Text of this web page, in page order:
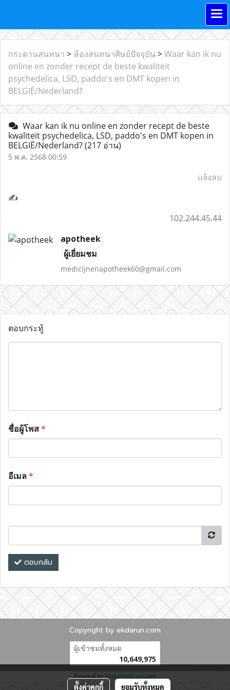
กระดานสนทนา > ห้องสนทนาศิษย์ปัจจุบัน>Waar kan ik nu
online en zonder recept de beste kwaliteit
psychedelica, LSD, paddo's en DMT kopen in
BELGIË/Nederland?
Waar kan ik nu online en zonder recept de beste
kwaliteit psychedelica, LSD, paddo's en DMT kopen in
BELGIË/Nederland?(217 อ่าน)
5 พ.ค. 2568 00:59
แจ้งลบ
✍
102.244.45.44
apotheek
ผู้เยี่ยมชม
medicijnenapotheek60@gmail.com
ตอบกระทู้
ชื่อผู้โพส*
อีเมล*
ตอบกลับ
Copyright by ekdarun.com
ผู้เข้าชมทั้งหมด
10,649,975
Powered by MakeWebEasy.com
ตั้งค่าคุกกี้ ยอมรับทั้งหมด